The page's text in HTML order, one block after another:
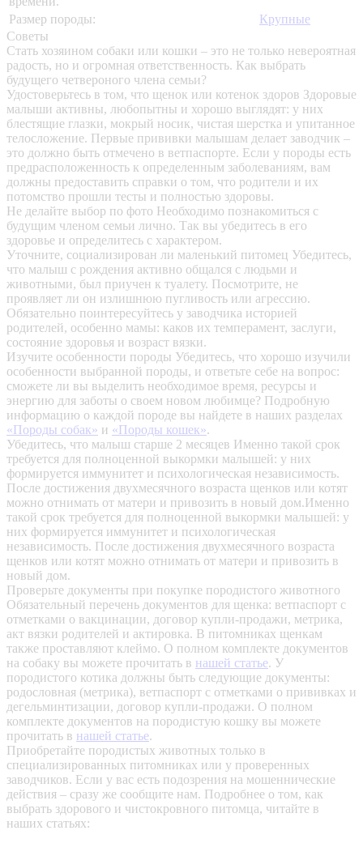
Размер породы:
Крупные
Советы
Стать хозяином собаки или кошки – это не только невероятная
радость, но и огромная ответственность. Как выбрать
будущего четвероного члена семьи?
Удостоверьтесь в том, что щенок или котенок здоров Здоровые
малыши активны, любопытны и хорошо выглядят: у них
блестящие глазки, мокрый носик, чистая шерстка и упитанное
телосложение. Первые прививки малышам делает заводчик –
это должно быть отмечено в ветпаспорте. Если у породы есть
предрасположенность к определенным заболеваниям, вам
должны предоставить справки о том, что родители и их
потомство прошли тесты и полностью здоровы.
Не делайте выбор по фото Необходимо познакомиться с
будущим членом семьи лично. Так вы убедитесь в его
здоровье и определитесь с характером.
Уточните, социализирован ли маленький питомец Убедитесь,
что малыш с рождения активно общался с людьми и
животными, был приучен к туалету. Посмотрите, не
проявляет ли он излишнюю пугливость или агрессию.
Обязательно поинтересуйтесь у заводчика историей
родителей, особенно мамы: каков их темперамент, заслуги,
состояние здоровья и возраст вязки.
Изучите особенности породы Убедитесь, что хорошо изучили
особенности выбранной породы, и ответьте себе на вопрос:
сможете ли вы выделить необходимое время, ресурсы и
энергию для заботы о своем новом любимце? Подробную
информацию о каждой породе вы найдете в наших разделах
«Породы собак» и «Породы кошек».
Убедитесь, что малыш старше 2 месяцев Именно такой срок
требуется для полноценной выкормки малышей: у них
формируется иммунитет и психологическая независимость.
После достижения двухмесячного возраста щенков или котят
можно отнимать от матери и привозить в новый дом.Именно
такой срок требуется для полноценной выкормки малышей: у
них формируется иммунитет и психологическая
независимость. После достижения двухмесячного возраста
щенков или котят можно отнимать от матери и привозить в
новый дом.
Проверьте документы при покупке породистого животного
Обязательный перечень документов для щенка: ветпаспорт с
отметками о вакцинации, договор купли-продажи, метрика,
акт вязки родителей и актировка. В питомниках щенкам
также проставляют клеймо. О полном комплекте документов
на собаку вы можете прочитать в нашей статье. У
породистого котика должны быть следующие документы:
родословная (метрика), ветпаспорт с отметками о прививках и
дегельминтизации, договор купли-продажи. О полном
комплекте документов на породистую кошку вы можете
прочитать в нашей статье.
Приобретайте породистых животных только в
специализированных питомниках или у проверенных
заводчиков. Если у вас есть подозрения на мошеннические
действия – сразу же сообщите нам. Подробнее о том, как
выбрать здорового и чистокровного питомца, читайте в
наших статьях: